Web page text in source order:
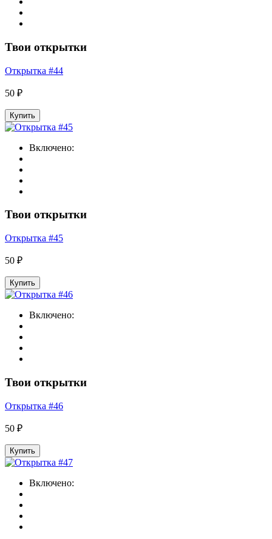
Твои открытки
Открытка #44
50 ₽
Купить
Включено:
Твои открытки
Открытка #45
50 ₽
Купить
Включено:
Твои открытки
Открытка #46
50 ₽
Купить
Включено: